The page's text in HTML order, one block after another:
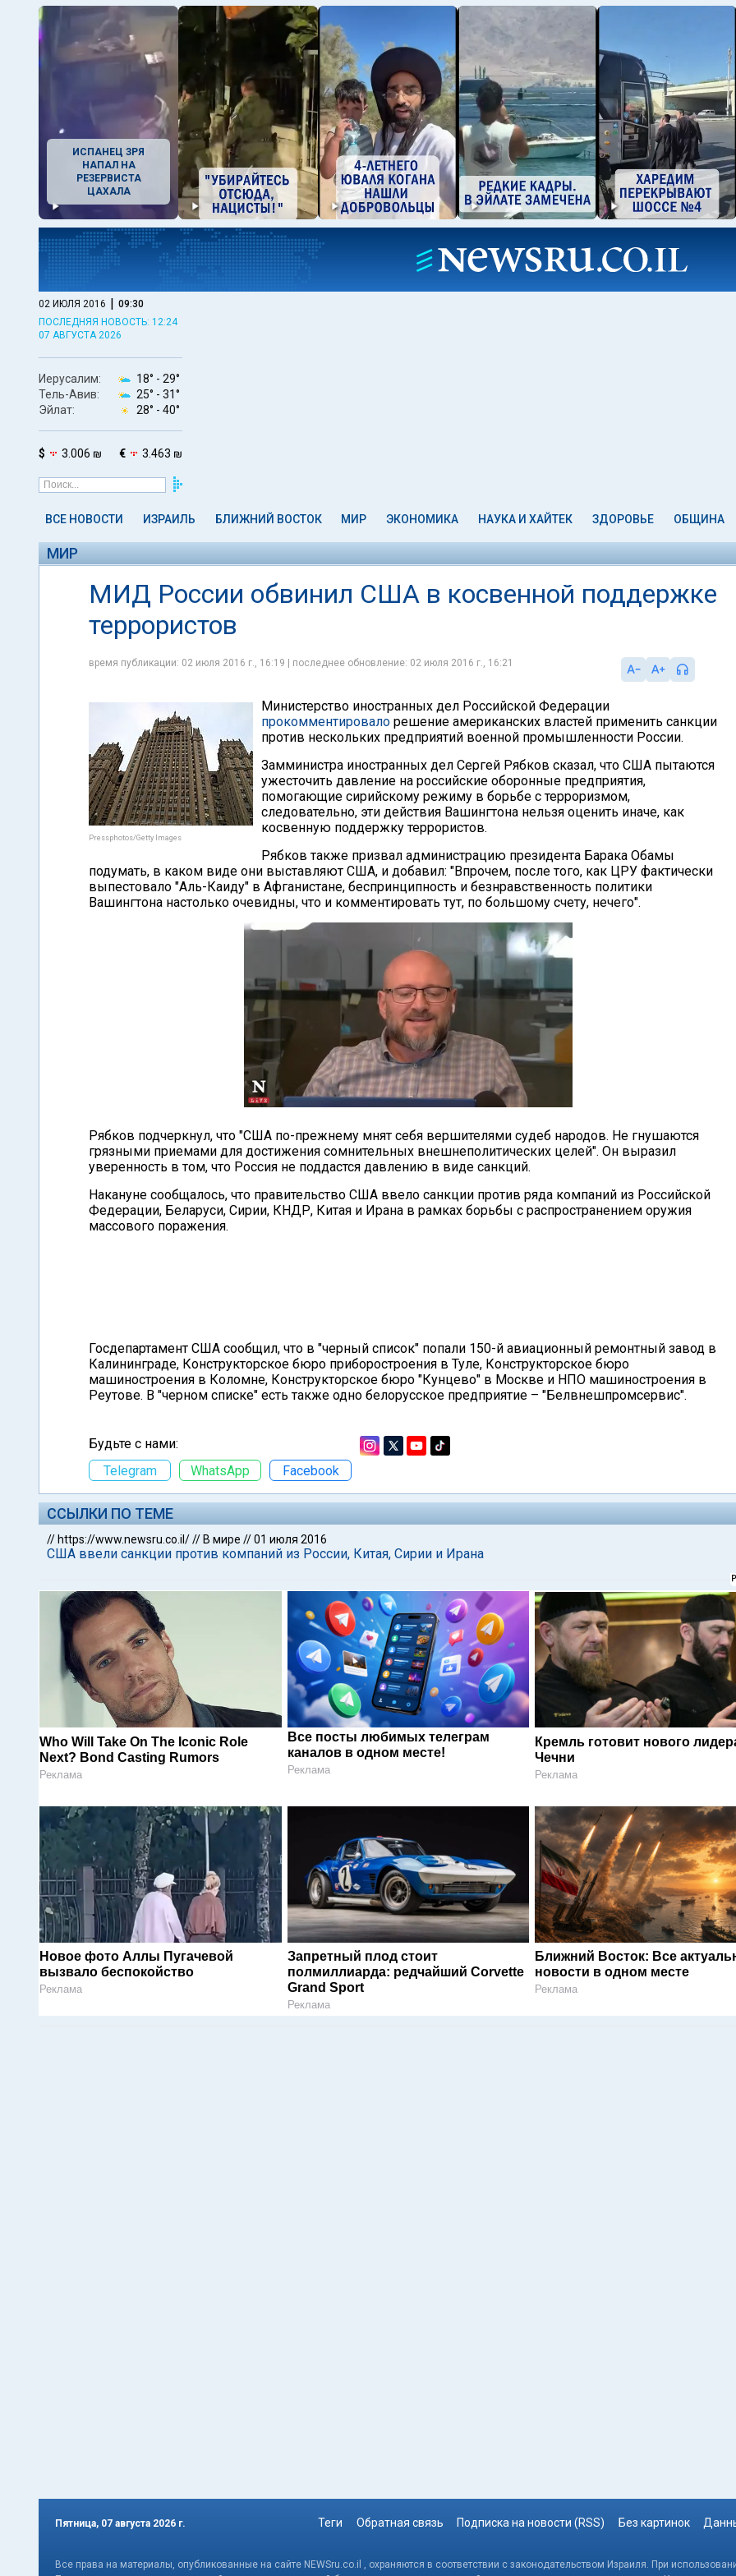
ИСПАНЕЦ ЗРЯ
НАПАЛ НА
РЕЗЕРВИСТА
ЦАХАЛА
02 ИЮЛЯ 2016 | 09:30
ПОСЛЕДНЯЯ НОВОСТЬ: 12:24
07 АВГУСТА 2026
Иерусалим: 18° - 29°
Тель-Авив:
25° - 31°
Эйлат:
28° - 40°
$ 3.006 ₪ € 3.463 ₪
ВСЕ НОВОСТИ ИЗРАИЛЬ БЛИЖНИЙ ВОСТОК МИР ЭКОНОМИКА НАУКА И ХАЙТЕК ЗДОРОВЬЕ ОБЩИНА
МИР
МИД России обвинил США в косвенной поддержке
террористов
время публикации: 02 июля 2016 г., 16:19 | последнее обновление: 02 июля 2016 г., 16:21
Pressphotos/Getty Images
Министерство иностранных дел Российской Федерации
прокомментировало решение американских властей применить санкции
против нескольких предприятий военной промышленности России.
Замминистра иностранных дел Сергей Рябков сказал, что США пытаются
ужесточить давление на российские оборонные предприятия,
помогающие сирийскому режиму в борьбе с терроризмом,
следовательно, эти действия Вашингтона нельзя оценить иначе, как
косвенную поддержку террористов.
Рябков также призвал администрацию президента Барака Обамы
подумать, в каком виде они выставляют США, и добавил: "Впрочем, после того, как ЦРУ фактически
выпестовало "Аль-Каиду" в Афганистане, беспринципность и безнравственность политики
Вашингтона настолько очевидны, что и комментировать тут, по большому счету, нечего".
Рябков подчеркнул, что "США по-прежнему мнят себя вершителями судеб народов. Не гнушаются
грязными приемами для достижения сомнительных внешнеполитических целей". Он выразил
уверенность в том, что Россия не поддастся давлению в виде санкций.
Накануне сообщалось, что правительство США ввело санкции против ряда компаний из Российской
Федерации, Беларуси, Сирии, КНДР, Китая и Ирана в рамках борьбы с распространением оружия
массового поражения.
Госдепартамент США сообщил, что в "черный список" попали 150-й авиационный ремонтный завод в
Калининграде, Конструкторское бюро приборостроения в Туле, Конструкторское бюро
машиностроения в Коломне, Конструкторское бюро "Кунцево" в Москве и НПО машиностроения в
Реутове. В "черном списке" есть также одно белорусское предприятие – "Белвнешпромсервис".
Будьте с нами:
Telegram
WhatsApp Facebook
ССЫЛКИ ПО ТЕМЕ
// https://www.newsru.co.il/// В мире //01 июля 2016
CША ввели санкции против компаний из России, Китая, Сирии и Ирана
Who Will Take On The Iconic Role
Next? Bond Casting Rumors
Реклама
Все посты любимых телеграм
каналов в одном месте!
Реклама
Кремль готовит нового
Чечни
Реклама
Новое фото Аллы Пугачевой
вызвало беспокойство
Реклама
Запретный плод стоит
полмиллиарда: редчайший Corvette
Grand Sport
Реклама
Ближний Восток: Все
новости в одном месте
Реклама
Пятница, 07 августа 2026 г. Теги Обратная связь Подписка на новости (RSS) Без картинок
Все права на материалы, опубликованные на сайте NEWSru.co.il , охраняются в соответствии с законодательством Израиля. При